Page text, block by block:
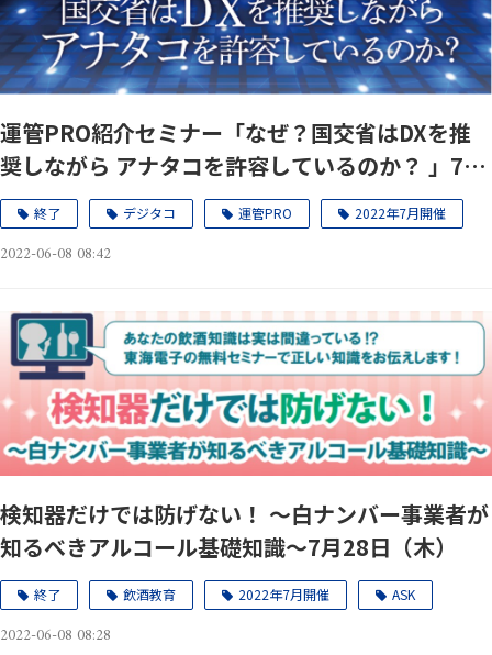
運管PRO紹介セミナー「なぜ？国交省はDXを推
奨しながら アナタコを許容しているのか？ 」7月
14日（木）
終了 デジタコ 運管PRO 2022年7月開催
2022-06-08 08:42
検知器だけでは防げない！ ～白ナンバー事業者が
知るべきアルコール基礎知識～7月28日（木）
終了 飲酒教育 2022年7月開催 ASK
2022-06-08 08:28